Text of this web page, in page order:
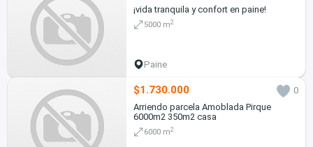
¡vida tranquila y confort en paine!
5000 m2
Paine
$1.730.000
0
Arriendo parcela Amoblada Pirque
6000m2 350m2 casa
6000 m2